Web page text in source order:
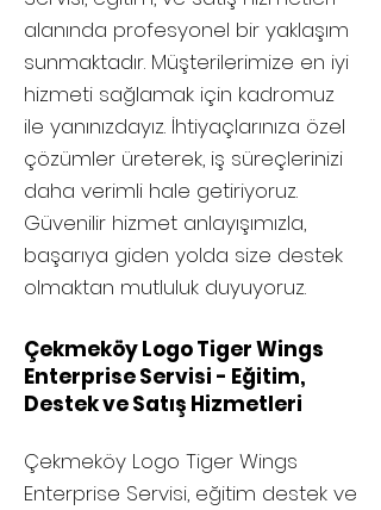
alanında profesyonel bir yaklaşım
sunmaktadır. Müşterilerimize en iyi
hizmeti sağlamak için kadromuz
ile yanınızdayız. İhtiyaçlarınıza özel
çözümler üreterek, iş süreçlerinizi
daha verimli hale getiriyoruz.
Güvenilir hizmet anlayışımızla,
başarıya giden yolda size destek
olmaktan mutluluk duyuyoruz.
Çekmeköy Logo Tiger Wings
Enterprise Servisi - Eğitim,
Destek ve Satış Hizmetleri
Çekmeköy Logo Tiger Wings
Enterprise Servisi, eğitim destek ve